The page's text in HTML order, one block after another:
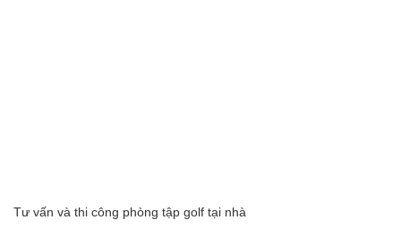
Tư vấn và thi công phòng tập golf tại nhà